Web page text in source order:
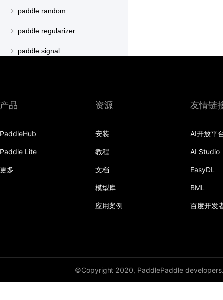
paddle.random
paddle.regularizer
paddle.signal
paddle.sysconfig
paddle.text
产品
PaddleHub
Paddle Lite
更多
资源
安装
教程
文档
模型库
应用案例
友情链
AI开放平
AI Studio
EasyDL
BML
百度开发
©Copyright 2020, PaddlePaddle developers.